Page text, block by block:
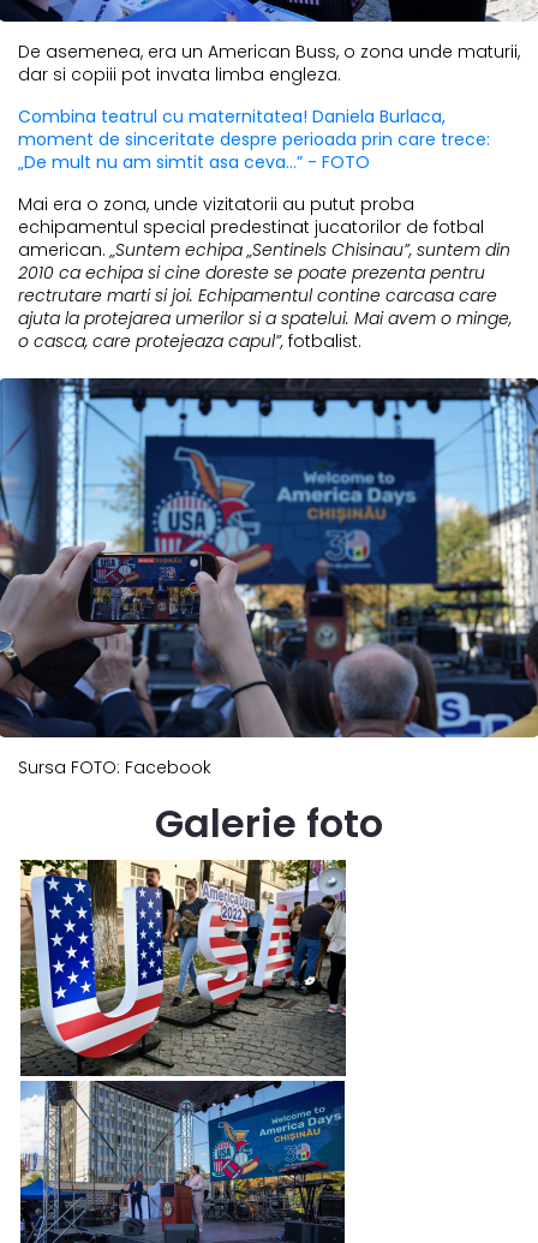
De asemenea, era un American Buss, o zona unde maturii,
dar si copiii pot invata limba engleza.
Combina teatrul cu maternitatea! Daniela Burlaca,
moment de sinceritate despre perioada prin care trece:
„De mult nu am simtit asa ceva...” - FOTO
Mai era o zona, unde vizitatorii au putut proba
echipamentul special predestinat jucatorilor de fotbal
american. „Suntem echipa „Sentinels Chisinau”, suntem din
2010 ca echipa si cine doreste se poate prezenta pentru
rectrutare marti si joi. Echipamentul contine carcasa care
ajuta la protejarea umerilor si a spatelui. Mai avem o minge,
o casca, care protejeaza capul”, fotbalist.
Sursa FOTO: Facebook
Galerie foto